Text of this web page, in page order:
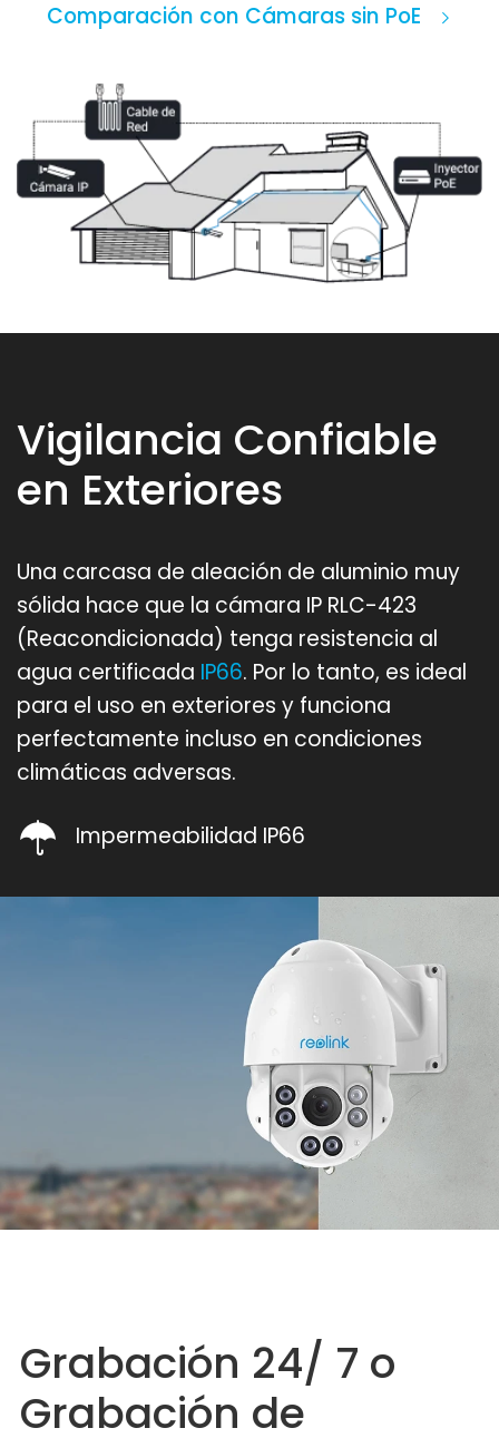
Comparación con Cámaras sin PoE
Vigilancia Confiable
en Exteriores
Una carcasa de aleación de aluminio muy
sólida hace que la cámara IP RLC-423
(Reacondicionada) tenga resistencia al
agua certificada IP66. Por lo tanto, es ideal
para el uso en exteriores y funciona
perfectamente incluso en condiciones
climáticas adversas.
Impermeabilidad IP66
Grabación 24/ 7 o
Grabación de